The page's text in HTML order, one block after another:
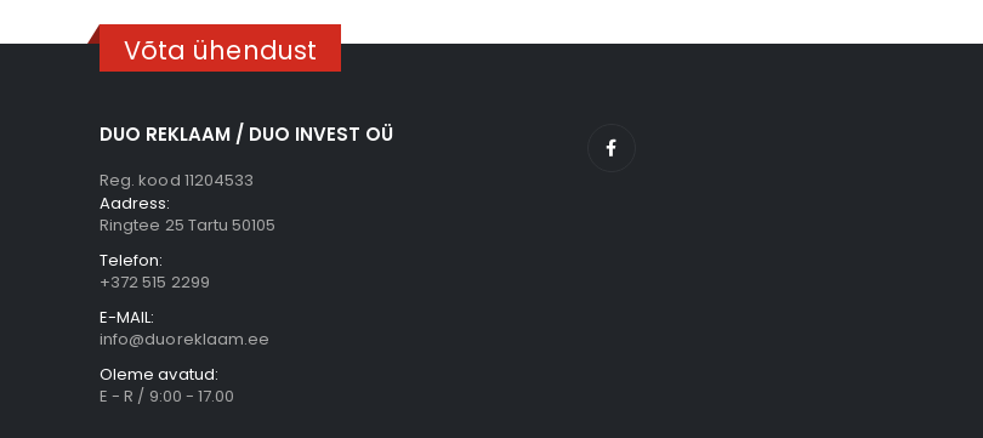
Võta ühendust
DUO REKLAAM / DUO INVEST OÜ
Reg. kood 11204533
Aadress:
Ringtee 25 Tartu 50105
Telefon:
+372 515 2299
E-MAIL:
info@duoreklaam.ee
Oleme avatud:
E - R / 9:00 - 17.00